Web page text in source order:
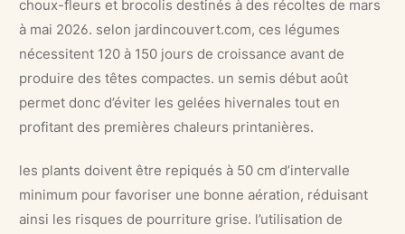
choux-fleurs et brocolis destinés à des récoltes de mars
à mai 2026. selon jardincouvert.com, ces légumes
nécessitent 120 à 150 jours de croissance avant de
produire des têtes compactes. un semis début août
permet donc d’éviter les gelées hivernales tout en
profitant des premières chaleurs printanières.
les plants doivent être repiqués à 50 cm d’intervalle
minimum pour favoriser une bonne aération, réduisant
ainsi les risques de pourriture grise. l’utilisation de